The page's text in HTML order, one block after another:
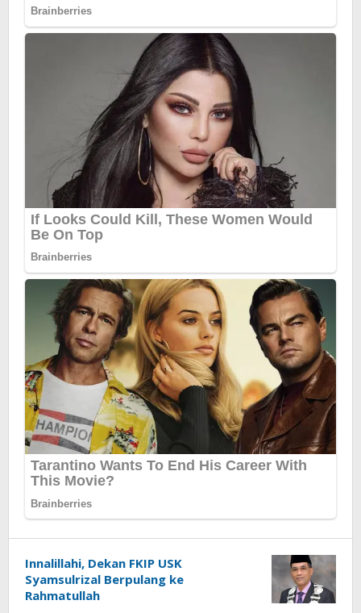
Innalillahi, Dekan FKIP USK
Syamsulrizal Berpulang ke
Rahmatullah